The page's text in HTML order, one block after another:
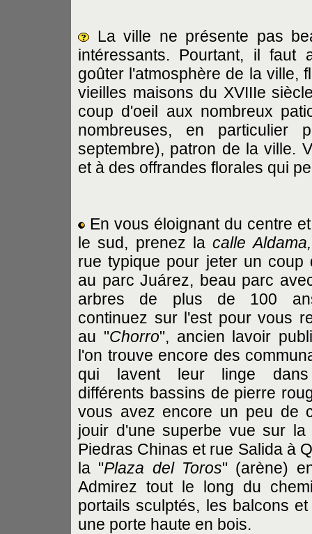
La ville ne présente pas
intéressants. Pourtant, il faut
goûter l'atmosphère de la ville,
vieilles maisons du XVIIIe
coup d'oeil aux nombreux
nombreuses, en
septembre), patron de la ville.
et à des offrandes florales qui
En vous éloignant du centre
le sud, prenez lacalle Aldama,
rue typique pour jeter un coup
au parc Juárez, beau parc
arbres de plus de 100
continuez sur l'est pour vous
au "Chorro", ancien lavoir
l'on trouve encore des
qui lavent leur linge
différents bassins de pierre
vous avez encore un peu de
jouir d'une superbe vue sur
Piedras Chinas et rue Salida à
la "Plaza del Toros" (arène)
Admirez tout le long du
portails sculptés, les balcons
une porte haute en bois.